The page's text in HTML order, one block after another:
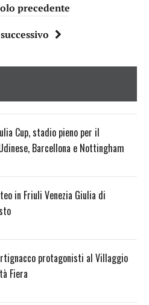
precedente
Cup, stadio pieno per il
Barcellona e Nottingham
in Friuli Venezia Giulia di
protagonisti al Villaggio
Fiera